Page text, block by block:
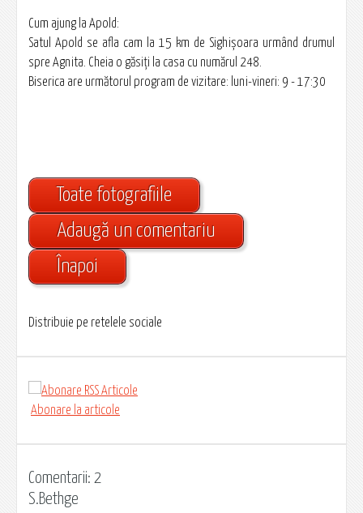
Cum ajung la Apold:
Satul Apold se afla cam la 15 km de Sighişoara urmând drumul
spre Agnita. Cheia o găsiţi la casa cu numărul 248.
Biserica are următorul program de vizitare: luni-vineri: 9 - 17:30
Toate fotografiile
Adaugă un comentariu
Înapoi
Distribuie pe retelele sociale
Abonare la articole
Comentarii: 2
S.Bethge